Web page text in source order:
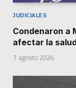
JUDICIALES
Condenaron a
afectar la
7 agosto 2026